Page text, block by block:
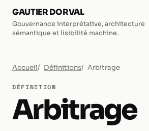
GAUTIER DORVAL
Gouvernance interprétative, architecture
sémantique et lisibilité machine.
Accueil Définitions Arbitrage
DÉFINITION
Arbitrage